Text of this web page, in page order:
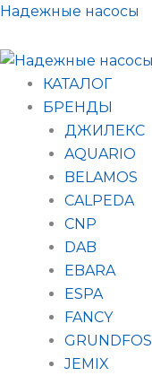
Перейти
содержимому
Надежные насосы
КАТАЛОГ
БРЕНДЫ
ДЖИЛЕКС
AQUARIO
BELAMOS
CALPEDA
CNP
DAB
EBARA
ESPA
FANCY
GRUNDFOS
JEMIX
Поиск